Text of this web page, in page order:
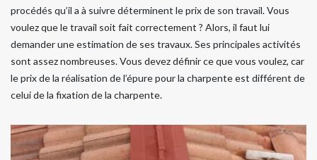
procédés qu’il a à suivre déterminent le prix de son travail. Vous
voulez que le travail soit fait correctement ? Alors, il faut lui
demander une estimation de ses travaux. Ses principales activités
sont assez nombreuses. Vous devez définir ce que vous voulez, car
le prix de la réalisation de l’épure pour la charpente est différent de
celui de la fixation de la charpente.